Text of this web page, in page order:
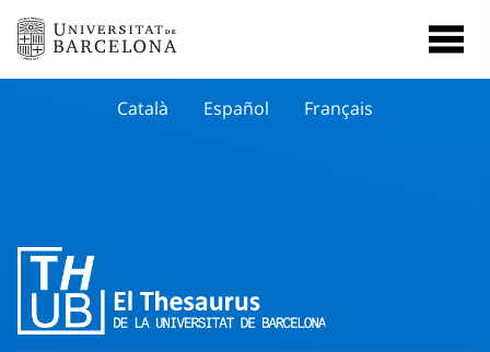
Català Español Français